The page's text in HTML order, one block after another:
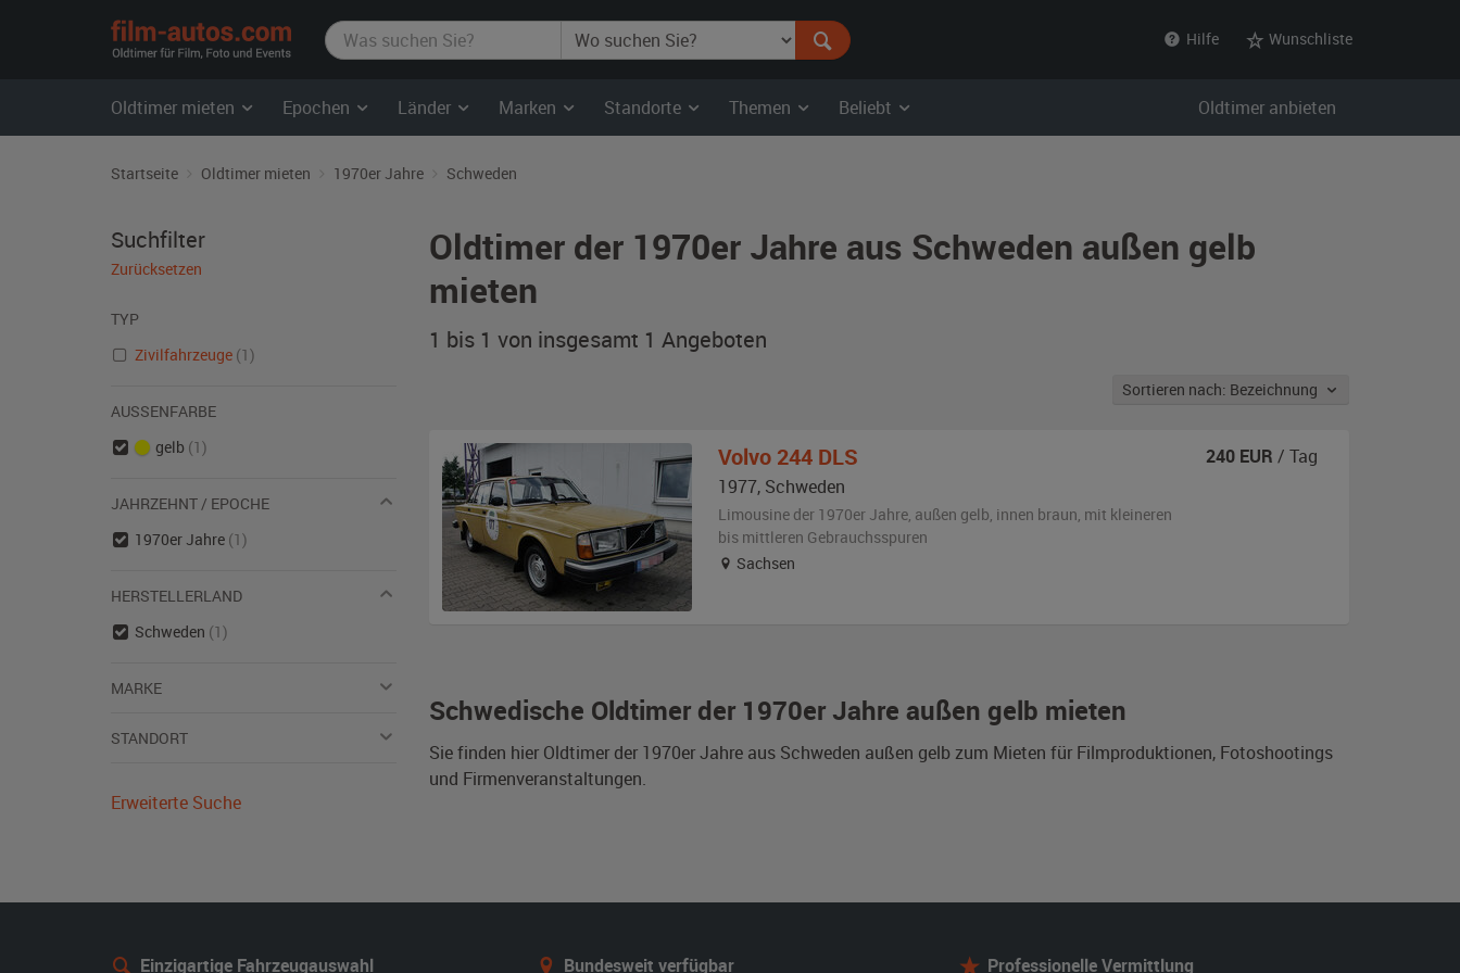
film-
autos.com
Hilfe Wunschliste
Oldtimer mieten Epochen Länder Marken Standorte Themen Beliebt Oldtimer anbieten
Startseite Oldtimer mieten 1970er Jahre Schweden
Oldtimer der 1970er Jahre aus Schweden außen gelb
mieten
1 bis 1 von insgesamt 1 Angeboten
Sortieren nach: Bezeichnung
Schwedische Oldtimer der 1970er Jahre außen gelb mieten
Sie finden hier Oldtimer der 1970er Jahre aus Schweden außen gelb zum Mieten für Filmproduktionen, Fotoshootings
und Firmenveranstaltungen.
Volvo 244 DLS
1977, Schweden
Limousine der 1970er Jahre, außen gelb, innen braun, mit kleineren
bis mittleren Gebrauchsspuren
Sachsen
240 EUR / Tag
Suchfilter
Zurücksetzen
TYP
Zivilfahrzeuge (1)
AUSSENFARBE
gelb (1)
JAHRZEHNT / EPOCHE
1970er Jahre (1)
HERSTELLERLAND
Schweden (1)
MARKE
STANDORT
Erweiterte Suche
Einzigartige Fahrzeugauswahl Bundesweit verfügbar Professionelle Vermittlung